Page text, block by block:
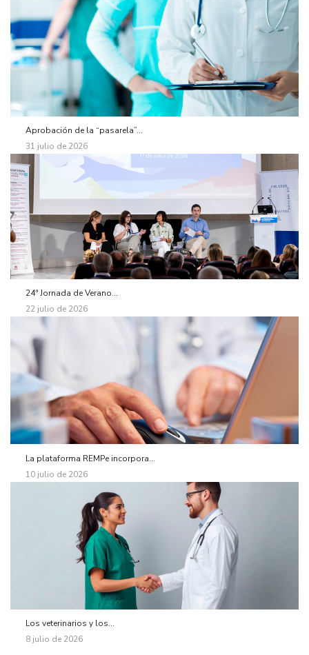
Aprobación de la “pasarela”...
31 julio de 2026
24ª Jornada de Verano...
22 julio de 2026
La plataforma REMPe incorpora...
10 julio de 2026
Los veterinarios y los...
8 julio de 2026